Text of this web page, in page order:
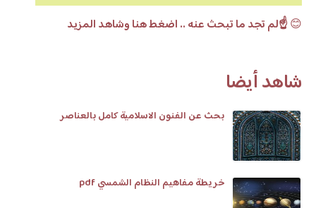
😊☝️لم تجد ما تبحث عنه .. اضغط هنا وشاهد المزيد
شاهد أيضا
بحث عن الفنون الاسلامية كامل بالعناصر
خريطة مفاهيم النظام الشمسي pdf